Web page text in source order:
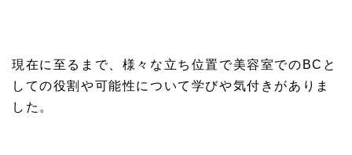
現在に至るまで、様々な立ち位置で美容室でのBCと
しての役割や可能性について学びや気付きがありま
した。